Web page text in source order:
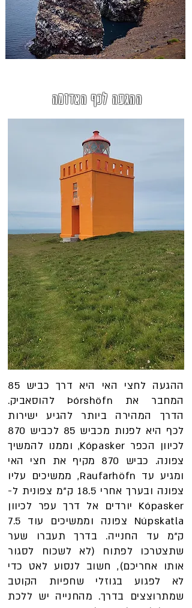
ההגעה לכף האדומה
ההגעה לחצי האי היא דרך כביש 85
המחבר את Þórshöfn להוסאביק.
הדרך המהירה ביותר להגיע ישירות
לכף היא לפנות מכביש 85 לכביש 870
לכיוון הכפר Kópasker, וממנו להמשיך
צפונה. כביש 870 מקיף את חצי האי
ומגיע עד Raufarhöfn, ממשיכים עליו
צפונה ובערך אחרי 18.5 ק"מ צפונית ל-
Kópasker יורדים אל דרך עפר לכיוון
Núpskatla צפונה וממשיכים עוד 7.5
ק"מ עד החנייה. בדרך תעברו שער
שתצטרכו לפתוח (לא לשכוח לסגור
אותו אחריכם), חשוב לנסוע לאט כדי
לא לפגוע בגוזלי שחפיות הקוטב
שמתרוצצים בדרך. מהחנייה יש ללכת